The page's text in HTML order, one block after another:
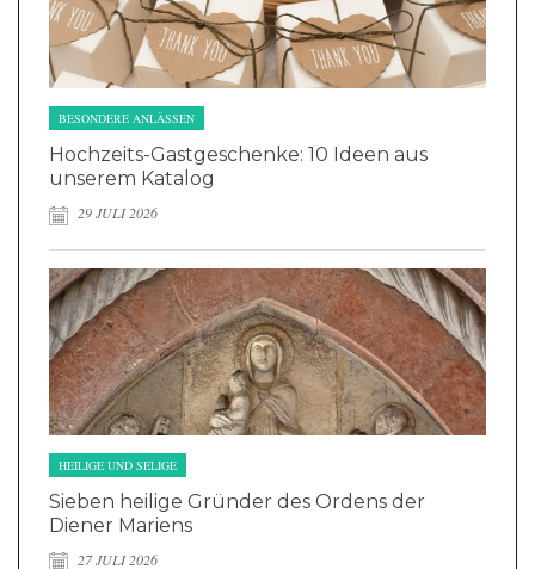
BESONDERE ANLÄSSEN
Hochzeits-Gastgeschenke: 10 Ideen aus
unserem Katalog
29 JULI 2026
HEILIGE UND SELIGE
Sieben heilige Gründer des Ordens der
Diener Mariens
27 JULI 2026